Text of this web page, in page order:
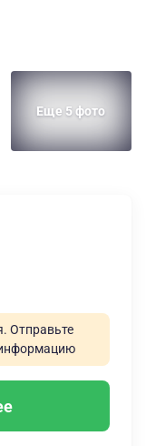
Еще 5 фото
Отправьте